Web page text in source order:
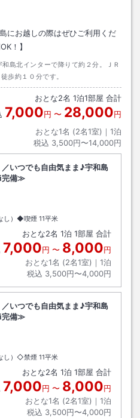
にお越しの際はぜひご利用くだ
！】
島北インターで降りて約２分。ＪＲ
歩約１０分です。
おとな2名 1泊1部屋 合計
7,000円 〜 28,000円
おとな1名 (2名1室)｜ 1泊
税込 3,500円〜14,000円
いつでも自由気まま♪宇和島
完備≫
し）◆喫煙 11平米
おとな2名 1泊 1部屋 合計
7,000円 〜 8,000円
おとな1名 (2名1室)｜ 1泊
税込 3,500円〜4,000円
いつでも自由気まま♪宇和島
完備≫
し）◇禁煙 11平米
おとな2名 1泊 1部屋 合計
7,000円 〜 8,000円
おとな1名 (2名1室)｜ 1泊
税込 3,500円〜4,000円